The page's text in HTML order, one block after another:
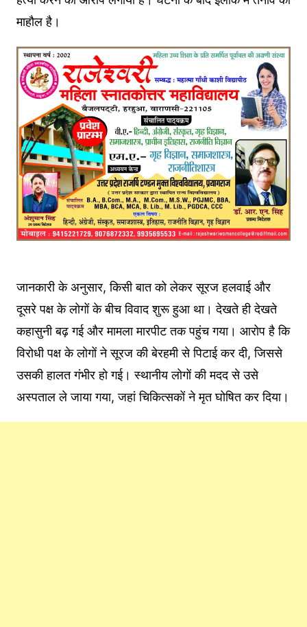
माहौल है।
जानकारी के अनुसार, किसी बात को लेकर सूरज हलवाई और
दूसरे पक्ष के लोगों के बीच विवाद शुरू हुआ था। देखते ही देखते
कहासुनी बढ़ गई और मामला मारपीट तक पहुंच गया। आरोप है कि
विरोधी पक्ष के लोगों ने सूरज की बेरहमी से पिटाई कर दी, जिससे
उसकी हालत गंभीर हो गई। स्थानीय लोगों की मदद से उसे
अस्पताल ले जाया गया, जहां चिकित्सकों ने मृत घोषित कर दिया।